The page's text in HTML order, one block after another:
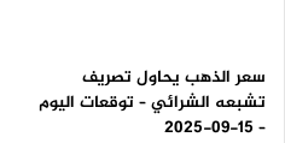
سعر الذهب يحاول تصريف
تشبعه الشرائي – توقعات اليوم
– 15-09-2025